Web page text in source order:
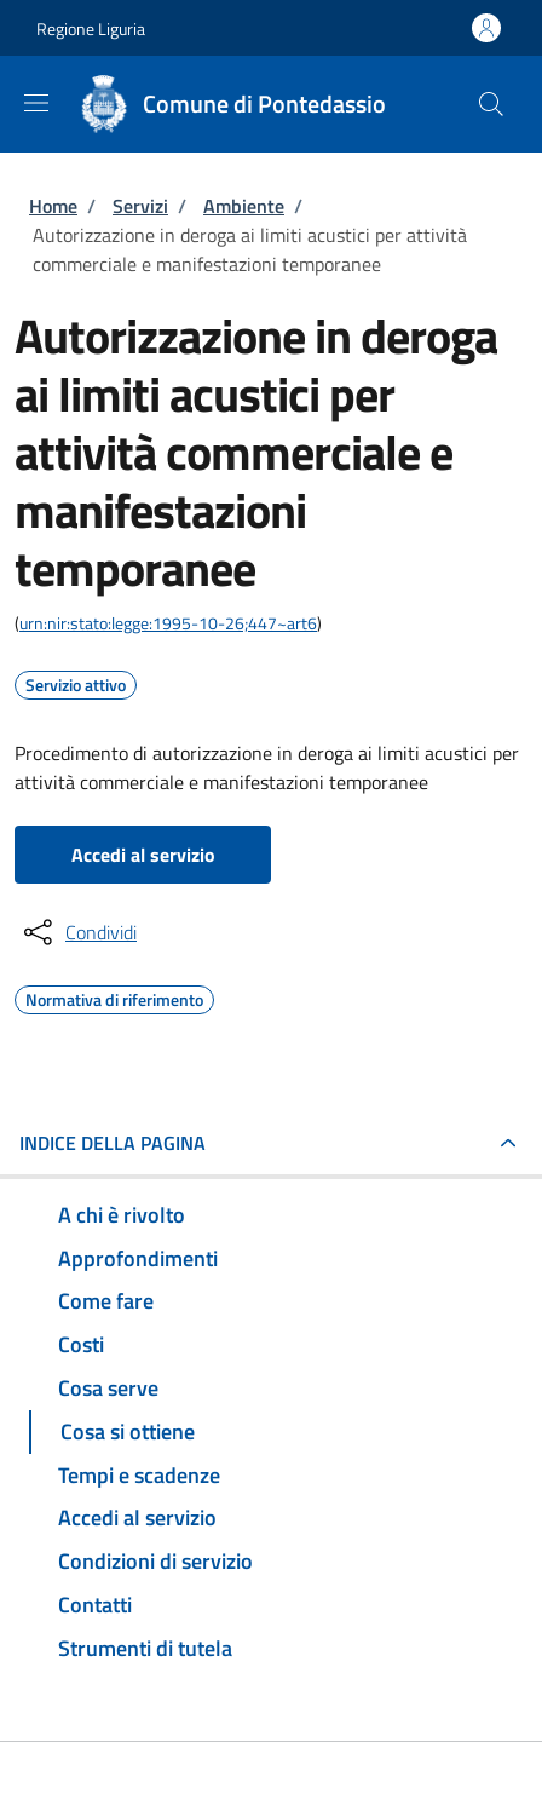
Regione Liguria
Comune di Pontedassio
Briciole di pane
Home / Servizi / Ambiente /
Autorizzazione in deroga ai limiti acustici per attività
commerciale e manifestazioni temporanee
Autorizzazione in deroga
ai limiti acustici per
attività commerciale e
manifestazioni
temporanee
(urn:nir:stato:legge:1995-10-26;447~art6)
Servizio attivo
Procedimento di autorizzazione in deroga ai limiti acustici per
attività commerciale e manifestazioni temporanee
Accedi al servizio
Condividi
Normativa di riferimento
INDICE DELLA PAGINA
A chi è rivolto
Approfondimenti
Come fare
Costi
Cosa serve
Cosa si ottiene
Tempi e scadenze
Accedi al servizio
Condizioni di servizio
Contatti
Strumenti di tutela